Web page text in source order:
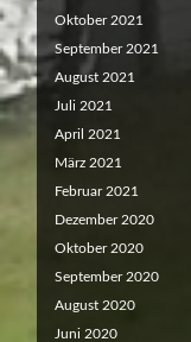
Oktober 2021
September 2021
August 2021
Juli 2021
April 2021
März 2021
Februar 2021
Dezember 2020
Oktober 2020
September 2020
August 2020
Juni 2020